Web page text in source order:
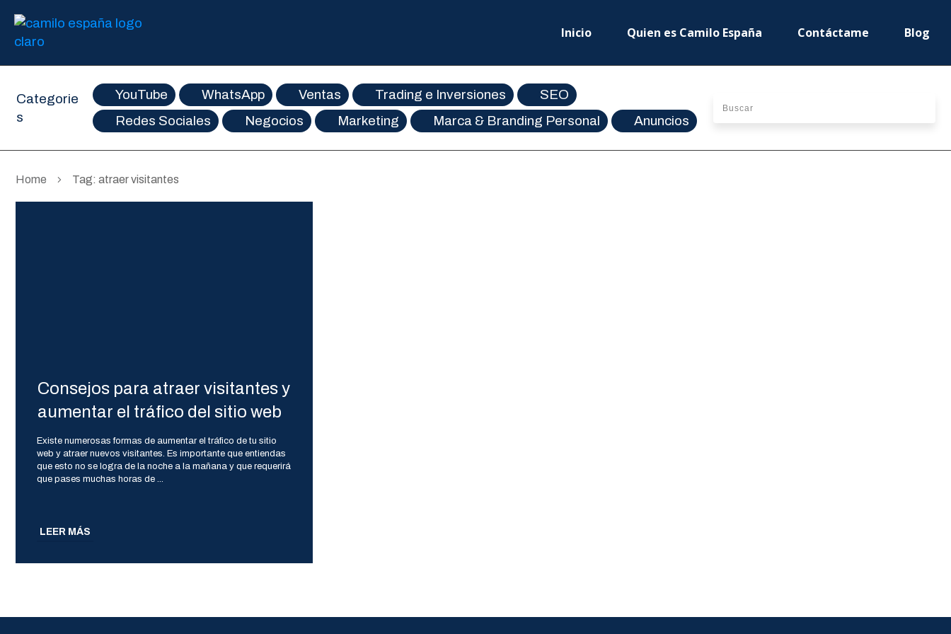
Inicio Quien es Camilo España Contáctame Blog
Categorie
s
YouTube WhatsApp Ventas Trading e Inversiones
SEO
Redes Sociales
Negocios Marketing Marca & Branding Personal Anuncios
Home Tag: atraer visitantes
Consejos para atraer visitantes y
aumentar el tráfico del sitio web
Existe numerosas formas de aumentar el tráfico de tu sitio
web y atraer nuevos visitantes. Es importante que entiendas
que esto no se logra de la noche a la mañana y que requerirá
que pases muchas horas de ...
LEER MÁS